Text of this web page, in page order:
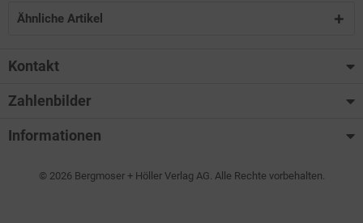
Ähnliche Artikel
Kontakt
Zahlenbilder
Informationen
© 2026 Bergmoser + Höller Verlag AG. Alle Rechte vorbehalten.